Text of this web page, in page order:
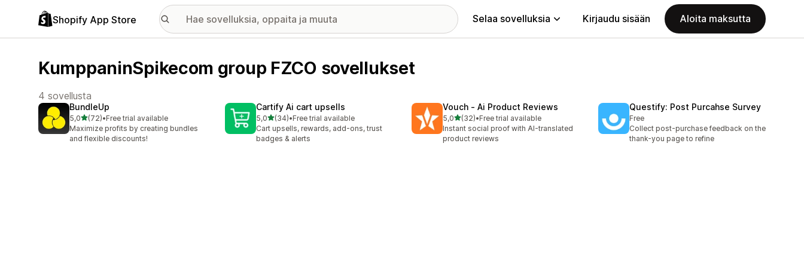
Shopify App Store Selaa sovelluksia Kirjaudu sisään Aloita maksutta
KumppaninSpikecom group FZCO sovellukset
4 sovellusta
BundleUp
5,0/ 5 tähteä
(72)
72 arvostelua yhteensä
•Free trial available
Maximize profits by creating bundles
and flexible discounts!
Cartify Ai cart upsells
5,0/ 5 tähteä
(34)
34 arvostelua yhteensä
•Free trial available
Cart upsells, rewards, add-ons, trust
badges & alerts
Vouch ‑ Ai Product Reviews
5,0/ 5 tähteä
(32)
32 arvostelua yhteensä
•Free trial available
Instant social proof with AI-translated
product reviews
Questify: Post Purcahse Survey
Free
Collect post-purchase feedback on the
thank-you page to refine